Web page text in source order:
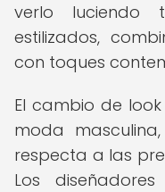
verlo luciendo
estilizados,
con toques
El cambio de
moda
respecta a las
Los